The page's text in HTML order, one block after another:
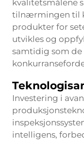
kvalitetsmålene
tilnærmingen til
produkter for
utvikles og
samtidig som de
Investering i
intelligens,